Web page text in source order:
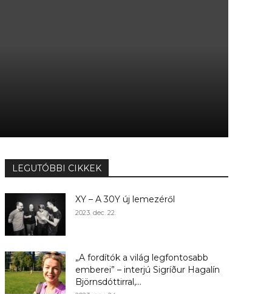
LEGUTÓBBI CIKKEK
XY – A 30Y új lemezéről
2023. dec. 22.
„A fordítók a világ legfontosabb
emberei” – interjú Sigríður Hagalín
Björnsdóttirral,...